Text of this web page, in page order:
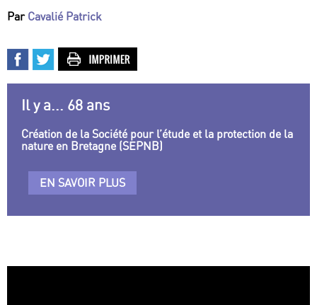
Par Cavalié Patrick
Il y a... 68 ans
Création de la Société pour l’étude et la protection de la
nature en Bretagne (SEPNB)
EN SAVOIR PLUS